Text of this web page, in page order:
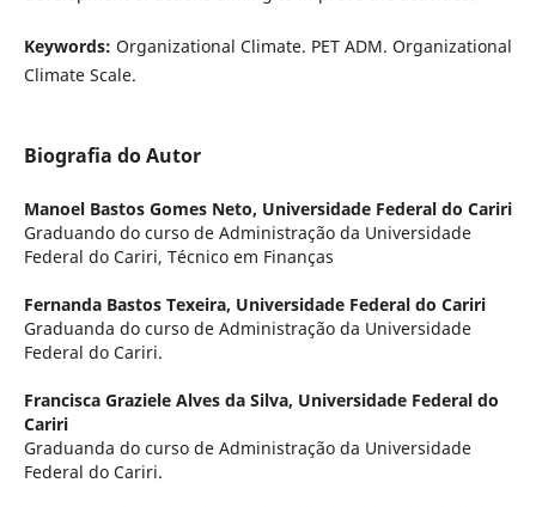
Keywords: Organizational Climate. PET ADM. Organizational
Climate Scale.
Biografia do Autor
Manoel Bastos Gomes Neto, Universidade Federal do Cariri
Graduando do curso de Administração da Universidade
Federal do Cariri, Técnico em Finanças
Fernanda Bastos Texeira, Universidade Federal do Cariri
Graduanda do curso de Administração da Universidade
Federal do Cariri.
Francisca Graziele Alves da Silva, Universidade Federal do
Cariri
Graduanda do curso de Administração da Universidade
Federal do Cariri.